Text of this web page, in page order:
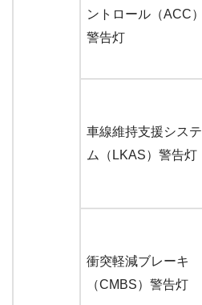
ントロール（ACC）
警告灯
車線維持支援システ
ム（LKAS）警告灯
衝突軽減ブレーキ
（CMBS）警告灯